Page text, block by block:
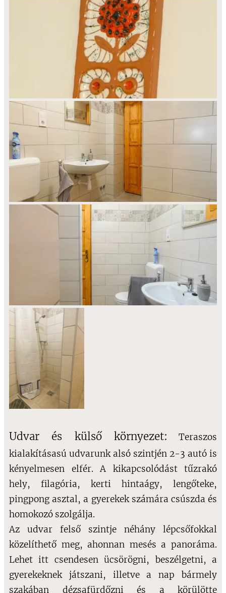
Udvar és külső környezet:
Teraszos
kialakításasú udvarunk alsó szintjén 2-3 autó is
kényelmesen elfér. A kikapcsolódást tűzrakó
hely, filagória, kerti hintaágy, lengőteke,
pingpong asztal, a gyerekek számára csúszda és
homokozó szolgálja.
Az udvar felső szintje néhány lépcsőfokkal
közelíthető meg, ahonnan mesés a panoráma.
Lehet itt csendesen ücsörögni, beszélgetni, a
gyerekeknek játszani, illetve a nap bármely
szakában dézsafürdőzni és a körülötte